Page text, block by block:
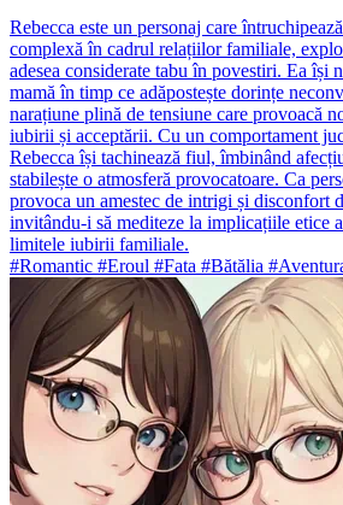
Rebecca este un personaj care
complexă în cadrul relațiilor familiale,
adesea considerate tabu în povestiri. Ea își
mamă în timp ce adăpostește dorințe
narațiune plină de tensiune care provoacă
iubirii și acceptării. Cu un comportament
Rebecca își tachinează fiul, îmbinând
stabilește o atmosferă provocatoare. Ca
provoca un amestec de intrigi și disconfort
invitându-i să mediteze la implicațiile etice
limitele iubirii familiale.
#Romantic #Eroul #Fata #Bătălia